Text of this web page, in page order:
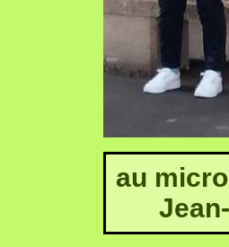
au